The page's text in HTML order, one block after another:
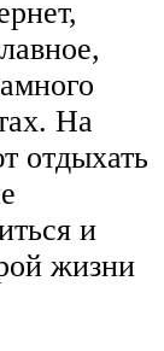
На
отдыхать
и
жизни